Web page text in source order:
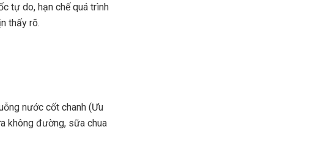
tự do, hạn chế quá trình
thấy rõ.
nước cốt chanh (Ưu
không đường, sữa chua